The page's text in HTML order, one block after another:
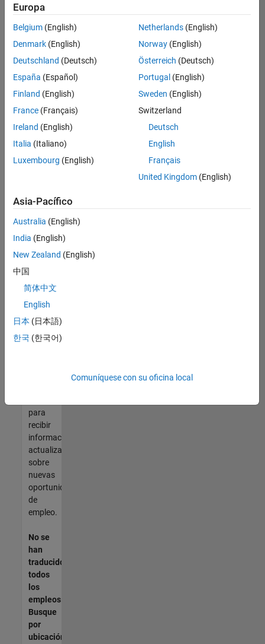
puestos
disponibles
que
se
correspondan
con
sus
criterios
de
búsqueda.
Pruebe
ampliar
su
todos
empleos.
Si aun
así no
ninguna
vacante
que se
a sus
cualificaciones,
para
recibir
información
actualizada
sobre
nuevas
oportunidades
de
empleo.
No se
han
traducido
todos
los
empleos.
Busque
por
ubicación
Europa
Belgium (English)
Denmark (English)
Deutschland (Deutsch)
España (Español)
Finland (English)
France (Français)
Ireland (English)
Italia (Italiano)
Luxembourg (English)
Netherlands(English)
Norway(English)
Österreich (Deutsch)
Portugal (English)
Sweden (English)
Switzerland
Deutsch
English
Français
United Kingdom(English)
Asia-Pacífico
Australia (English)
India (English)
New Zealand (English)
中国
简体中文
English
日本 (日本語)
한국 (한국어)
Comuníquese con su oficina local